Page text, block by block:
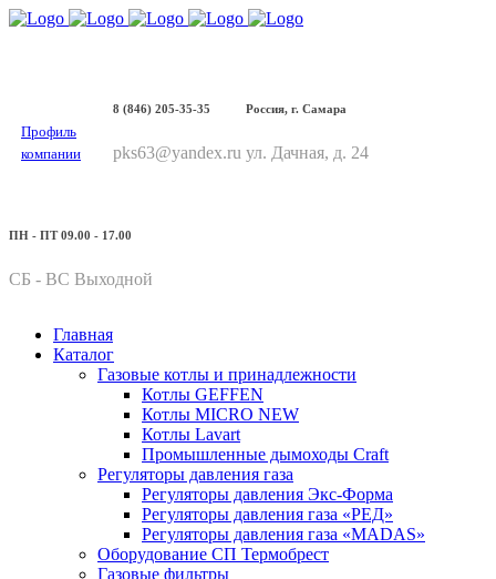
Профиль
компании
8 (846) 205-35-35
pks63@yandex.ru
Россия, г. Самара
ул. Дачная, д. 24
ПН - ПТ 09.00 - 17.00
СБ - ВС Выходной
Главная
Каталог
Газовые котлы и принадлежности
Котлы GEFFEN
Котлы MICRO NEW
Котлы Lavart
Промышленные дымоходы Craft
Регуляторы давления газа
Регуляторы давления Экс-Форма
Регуляторы давления газа «РЕД»
Регуляторы давления газа «MADAS»
Оборудование СП Термобрест
Газовые фильтры